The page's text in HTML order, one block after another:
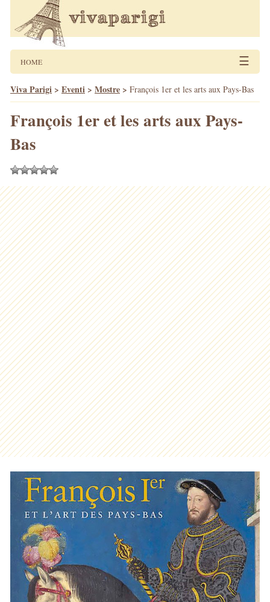
HOME ☰
Viva Parigi > Eventi > Mostre > François 1er et les arts aux Pays-Bas
François 1er et les arts aux Pays-
Bas